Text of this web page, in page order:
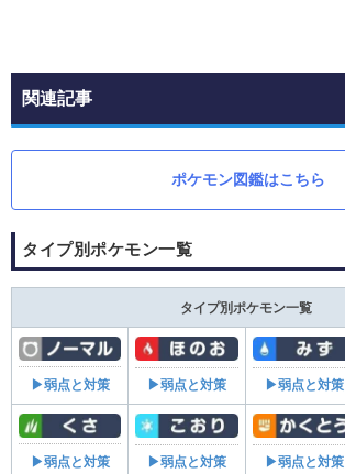
関連記事
ポケモン図鑑はこちら
タイプ別ポケモン一覧
タイプ別ポケモン一覧
▶弱点と対策 ▶弱点と対策 ▶弱点と対策
▶弱点と対策 ▶弱点と対策 ▶弱点と対策